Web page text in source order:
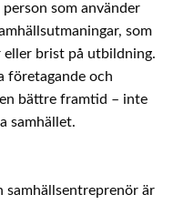
som använder
som
brist på utbildning.
företagande och
bättre framtid – inte
samhället.
samhällsentreprenör är